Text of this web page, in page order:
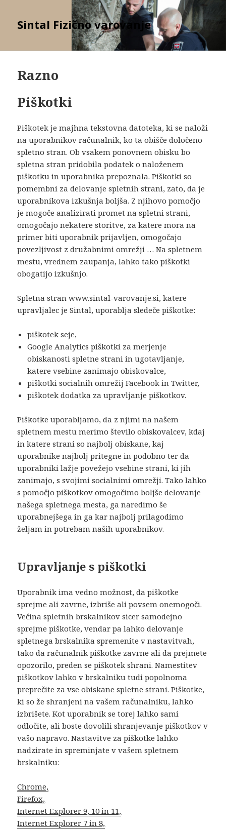
Sintal Fizično varovanje
Razno
Piškotki
Piškotek je majhna tekstovna datoteka, ki se naloži
na uporabnikov računalnik, ko ta obišče določeno
spletno stran. Ob vsakem ponovnem obisku bo
spletna stran pridobila podatek o naloženem
piškotku in uporabnika prepoznala. Piškotki so
pomembni za delovanje spletnih strani, zato, da je
uporabnikova izkušnja boljša. Z njihovo pomočjo
je mogoče analizirati promet na spletni strani,
omogočajo nekatere storitve, za katere mora na
primer biti uporabnik prijavljen, omogočajo
povezljivost z družabnimi omrežji … Na spletnem
mestu, vrednem zaupanja, lahko tako piškotki
obogatijo izkušnjo.
Spletna stran www.sintal-varovanje.si, katere
upravljalec je Sintal, uporablja sledeče piškotke:
piškotek seje,
Google Analytics piškotki za merjenje
obiskanosti spletne strani in ugotavljanje,
katere vsebine zanimajo obiskovalce,
piškotki socialnih omrežij Facebook in Twitter,
piškotek dodatka za upravljanje piškotkov.
Piškotke uporabljamo, da z njimi na našem
spletnem mestu merimo število obiskovalcev, kdaj
in katere strani so najbolj obiskane, kaj
uporabnike najbolj pritegne in podobno ter da
uporabniki lažje povežejo vsebine strani, ki jih
zanimajo, s svojimi socialnimi omrežji. Tako lahko
s pomočjo piškotkov omogočimo boljše delovanje
našega spletnega mesta, ga naredimo še
uporabnejšega in ga kar najbolj prilagodimo
željam in potrebam naših uporabnikov.
Upravljanje s piškotki
Uporabnik ima vedno možnost, da piškotke
sprejme ali zavrne, izbriše ali povsem onemogoči.
Večina spletnih brskalnikov sicer samodejno
sprejme piškotke, vendar pa lahko delovanje
spletnega brskalnika spremenite v nastavitvah,
tako da računalnik piškotke zavrne ali da prejmete
opozorilo, preden se piškotek shrani. Namestitev
piškotkov lahko v brskalniku tudi popolnoma
preprečite za vse obiskane spletne strani. Piškotke,
ki so že shranjeni na vašem računalniku, lahko
izbrišete. Kot uporabnik se torej lahko sami
odločite, ali boste dovolili shranjevanje piškotkov v
vašo napravo. Nastavitve za piškotke lahko
nadzirate in spreminjate v vašem spletnem
brskalniku:
Chrome,
Firefox,
Internet Explorer 9, 10 in 11,
Internet Explorer 7 in 8,